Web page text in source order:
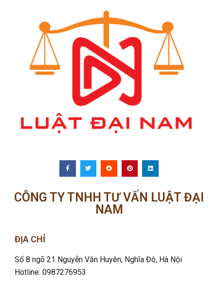
CÔNG TY TNHH TƯ VẤN LUẬT ĐẠI
NAM
ĐỊA CHỈ
Số 8 ngõ 21 Nguyễn Văn Huyên, Nghĩa Đô, Hà Nội
Hotline: 0987276953